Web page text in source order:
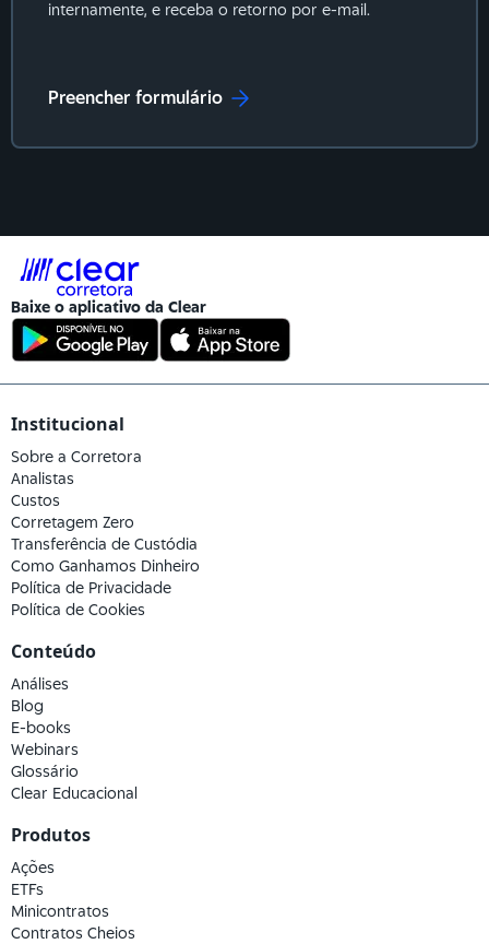
internamente, e receba o retorno por e-mail.
Preencher formulário
Baixe o aplicativo da Clear
Institucional
Sobre a Corretora
Analistas
Custos
Corretagem Zero
Transferência de Custódia
Como Ganhamos Dinheiro
Política de Privacidade
Política de Cookies
Conteúdo
Análises
Blog
E-books
Webinars
Glossário
Clear Educacional
Produtos
Ações
ETFs
Minicontratos
Contratos Cheios